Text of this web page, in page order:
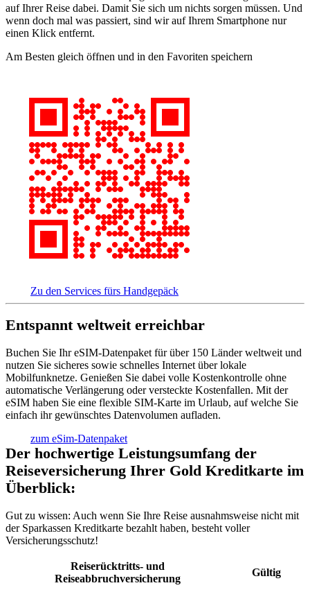
auf Ihrer Reise dabei. Damit Sie sich um nichts sorgen müssen. Und
wenn doch mal was passiert, sind wir auf Ihrem Smartphone nur
einen Klick entfernt.
Am Besten gleich öffnen und in den Favoriten speichern
Zu den Services fürs Handgepäck
Entspannt weltweit erreichbar
Buchen Sie Ihr eSIM-Datenpaket für über 150 Länder weltweit und
nutzen Sie sicheres sowie schnelles Internet über lokale
Mobilfunknetze. Genießen Sie dabei volle Kostenkontrolle ohne
automatische Verlängerung oder versteckte Kostenfallen. Mit der
eSIM haben Sie eine flexible SIM-Karte im Urlaub, auf welche Sie
einfach ihr gewünschtes Datenvolumen aufladen.
zum eSim-Datenpaket
Der hochwertige Leistungsumfang der
Reiseversicherung Ihrer Gold Kreditkarte im
Überblick:
Gut zu wissen: Auch wenn Sie Ihre Reise ausnahmsweise nicht mit
der Sparkassen Kreditkarte bezahlt haben, besteht voller
Versicherungsschutz!
Reiserücktritts- und
Reiseabbruchversicherung
Gültig